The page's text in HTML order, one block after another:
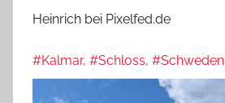
Heinrich bei Pixelfed.de
#Kalmar, #Schloss, #Schweden